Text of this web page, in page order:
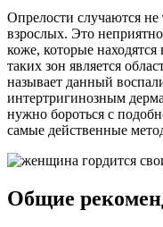
Опрелости случаются
взрослых. Это
коже, которые
таких зон является
называет данный
интертригинозным
нужно бороться с
самые действенные
Общие